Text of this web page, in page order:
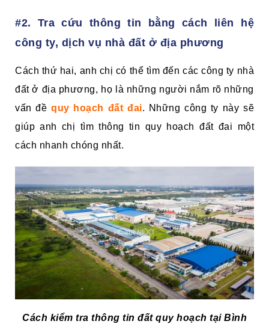
#2. Tra cứu thông tin bằng cách liên hệ
công ty, dịch vụ nhà đất ở địa phương
Cách thứ hai, anh chị có thể tìm đến các công ty nhà
đất ở địa phương, họ là những người nắm rõ những
vấn đề quy hoạch đất đai. Những công ty này sẽ
giúp anh chị tìm thông tin quy hoạch đất đai một
cách nhanh chóng nhất.
Cách kiểm tra thông tin đất quy hoạch tại Bình